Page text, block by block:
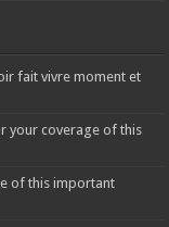
fait vivre moment et
your coverage of this
of this important